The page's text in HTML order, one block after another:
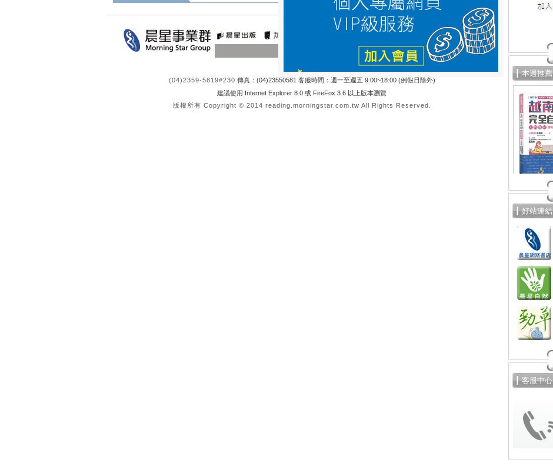
(04)2359-5819#230 傳真：(04)23550581 客服時間：週一至週五 9:00~18:00 (例假日除外)
建議使用 Internet Explorer 8.0 或 FireFox 3.6 以上版本瀏覽
版權所有 Copyright © 2014 reading.morningstar.com.tw All Rights Reserved.
本週推薦
好站連結
客服中心